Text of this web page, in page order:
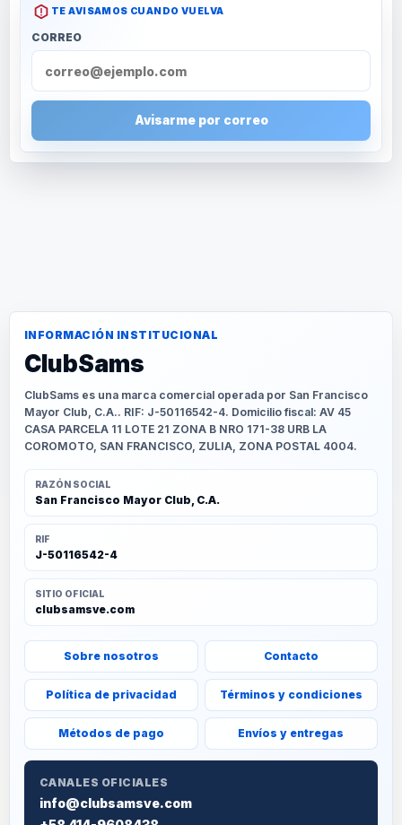
TE AVISAMOS CUANDO VUELVA
CORREO
Avisarme por correo
INFORMACIÓN INSTITUCIONAL
ClubSams
ClubSams es una marca comercial operada por San Francisco
Mayor Club, C.A.. RIF: J-50116542-4. Domicilio fiscal: AV 45
CASA PARCELA 11 LOTE 21 ZONA B NRO 171-38 URB LA
COROMOTO, SAN FRANCISCO, ZULIA, ZONA POSTAL 4004.
RAZÓN SOCIAL
San Francisco Mayor Club, C.A.
RIF
J-50116542-4
SITIO OFICIAL
clubsamsve.com
Sobre nosotros Contacto
Política de privacidad Términos y condiciones
Métodos de pago Envíos y entregas
CANALES OFICIALES
info@clubsamsve.com